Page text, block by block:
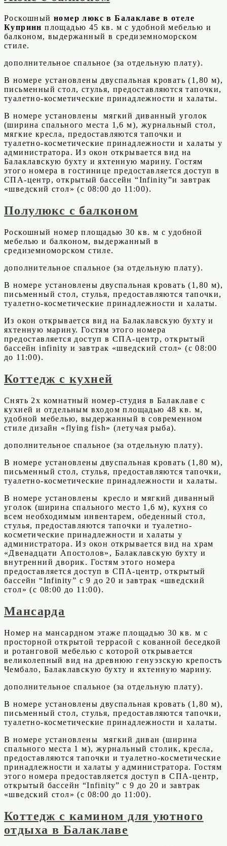
Роскошный номер люкс в Балаклаве в отеле
Купринн площадью 45 кв. м с удобной мебелью и
балконом, выдержанный в средиземноморском
стиле.
дополнительное спальное (за отдельную плату).
В номере установлены двуспальная кровать (1,80 м),
письменный стол, стулья, предоставляются тапочки,
туалетно-косметические принадлежности и халаты.
В номере установлены мягкий диванный уголок
(ширина спального места 1,6 м), журнальный стол,
мягкие кресла, предоставляются тапочки и
туалетно-косметические принадлежности и халаты у
администратора. Из окон открывается вид на
Балаклавскую бухту и яхтенную марину. Гостям
этого номера в гостинице предоставляется доступ в
СПА-центр, открытый бассейн “Infinity”и завтрак
«шведский стол» (с 08:00 до 11:00).
Полулюкс с балконом
Роскошный номер площадью 30 кв. м с удобной
мебелью и балконом, выдержанный в
средиземноморском стиле.
дополнительное спальное (за отдельную плату).
В номере установлены двуспальная кровать (1,80 м),
письменный стол, стулья, предоставляются тапочки,
туалетно-косметические принадлежности и халаты.
Из окон открывается вид на Балаклавскую бухту и
яхтенную марину. Гостям этого номера
предоставляется доступ в СПА-центр, открытый
бассейн infinity и завтрак «шведский стол» (с 08:00
до 11:00).
Коттедж с кухней
Снять 2х комнатный номер-студия в Балаклаве с
кухней и отдельным входом площадью 48 кв. м,
удобной мебелью, выдержанный в современном
стиле дизайн «flying fish» (летучая рыба).
дополнительное спальное (за отдельную плату).
В номере установлены двуспальная кровать (1,80 м),
письменный стол, стулья, предоставляются тапочки,
туалетно-косметические принадлежности и халаты.
В номере установлены кресло и мягкий диванный
уголок (ширина спального место 1,6 м), кухня со
всем необходимым инвентарем, обеденный стол,
стулья, предоставляются тапочки и туалетно-
косметические принадлежности и халаты у
администратора. Из окон открывается вид на храм
«Двенадцати Апостолов», Балаклавскую бухту и
внутренний дворик. Гостям этого номера
предоставляется доступ в СПА-центр, открытый
бассейн “Infinity” с 9 до 20 и завтрак «шведский
стол» (с 08:00 до 11:00).
Мансарда
Номер на мансардном этаже площадью 30 кв. м с
просторной открытой террасой с кованной беседкой
и ротанговой мебелью с которой открывается
великолепный вид на древнюю генуэзскую крепость
Чембало, Балаклавскую бухту и яхтенную марину.
дополнительное спальное (за отдельную плату).
В номере установлены двуспальная кровать (1,80 м),
письменный стол, стулья, предоставляются тапочки,
туалетно-косметические принадлежности и халаты.
В номере установлены мягкий диван (ширина
спального места 1 м), журнальный столик, кресла,
предоставляются тапочки и туалетно-косметические
принадлежности и халаты у администратора. Гостям
этого номера предоставляется доступ в СПА-центр,
открытый бассейн “Infinity” с 9 до 20 и завтрак
«шведский стол» (с 08:00 до 11:00).
Коттедж с камином для уютного
отдыха в Балаклаве​